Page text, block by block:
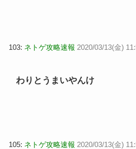
103: ネトゲ攻略速報 2020/03/13(金)
わりとうまいやんけ
105: ネトゲ攻略速報 2020/03/13(金)